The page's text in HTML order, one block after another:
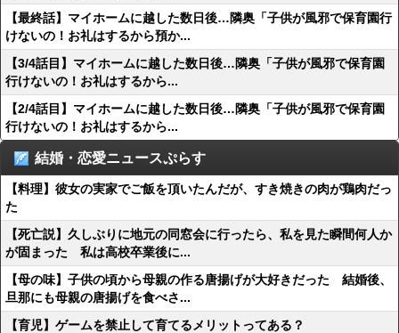
【最終話】マイホームに越した数日後…隣奥「子供が風邪で保育園行
けないの！お礼はするから預か...
【3/4話目】マイホームに越した数日後…隣奥「子供が風邪で保育園
行けないの！お礼はするから...
【2/4話目】マイホームに越した数日後…隣奥「子供が風邪で保育園
行けないの！お礼はするから...
結婚・恋愛ニュースぷらす
【料理】彼女の実家でご飯を頂いたんだが、すき焼きの肉が鶏肉だっ
た
【死亡説】久しぶりに地元の同窓会に行ったら、私を見た瞬間何人か
が固まった 私は高校卒業後に...
【母の味】子供の頃から母親の作る唐揚げが大好きだった 結婚後、
旦那にも母親の唐揚げを食べさ...
【育児】ゲームを禁止して育てるメリットってある？